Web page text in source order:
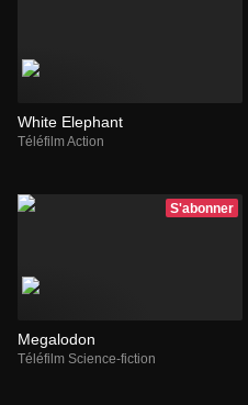
White Elephant
Téléfilm Action
S'abonner
Megalodon
Téléfilm Science-fiction